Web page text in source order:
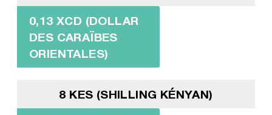
0,13 XCD (DOLLAR
DES CARAÏBES
ORIENTALES)
8 KES (SHILLING KÉNYAN)